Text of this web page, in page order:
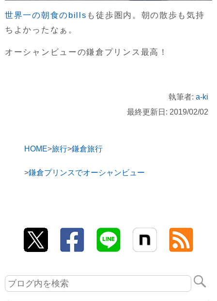
世界一の朝食のbills も徒歩圏内。朝の散歩も気持
ちよかったなぁ。
オーシャンビューの鎌倉プリンス最高！
執筆者: a-ki
最終更新日: 2019/02/02
HOME 旅行 鎌倉旅行
鎌倉プリンスでオーシャンビュー